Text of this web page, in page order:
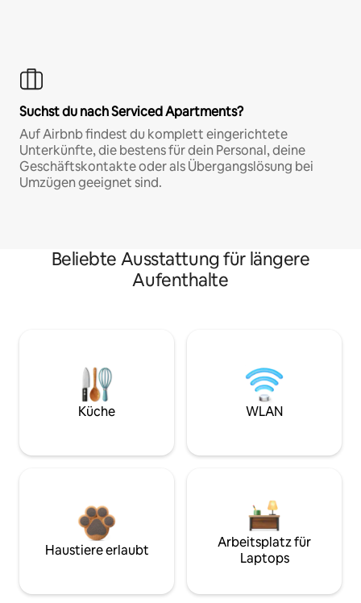
Suchst du nach Serviced Apartments?
Auf Airbnb findest du komplett eingerichtete
Unterkünfte, die bestens für dein Personal, deine
Geschäftskontakte oder als Übergangslösung bei
Umzügen geeignet sind.
Beliebte Ausstattung für längere
Aufenthalte
Küche WLAN
Haustiere erlaubt
Arbeitsplatz für
Laptops